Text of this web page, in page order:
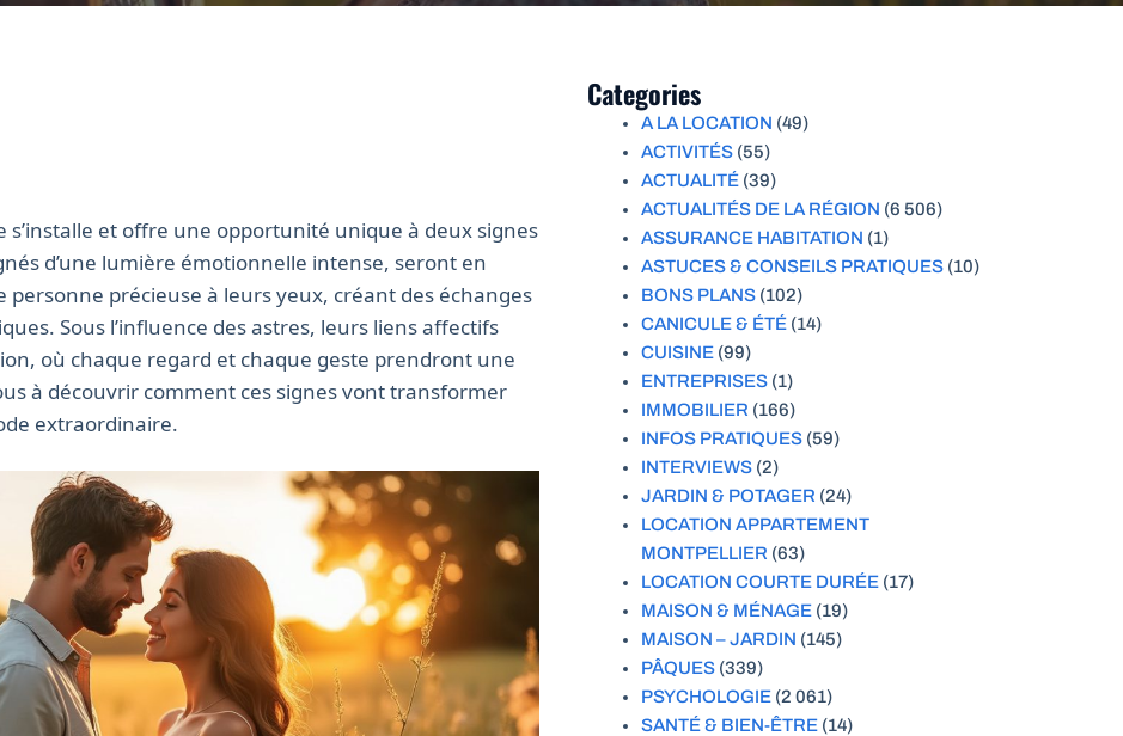
s’installe et offre une opportunité unique à deux signes
d’une lumière émotionnelle intense, seront en
personne précieuse à leurs yeux, créant des échanges
Sous l’influence des astres, leurs liens affectifs
où chaque regard et chaque geste prendront une
à découvrir comment ces signes vont transformer
extraordinaire.
Categories
A LA LOCATION (49)
ACTIVITÉS (55)
ACTUALITÉ (39)
ACTUALITÉS DE LA RÉGION (6 506)
ASSURANCE HABITATION (1)
ASTUCES & CONSEILS PRATIQUES (10)
BONS PLANS (102)
CANICULE & ÉTÉ (14)
CUISINE (99)
ENTREPRISES (1)
IMMOBILIER (166)
INFOS PRATIQUES (59)
INTERVIEWS (2)
JARDIN & POTAGER (24)
LOCATION APPARTEMENT
MONTPELLIER (63)
LOCATION COURTE DURÉE (17)
MAISON & MÉNAGE (19)
MAISON – JARDIN (145)
PÂQUES (339)
PSYCHOLOGIE (2 061)
SANTÉ & BIEN-ÊTRE (14)